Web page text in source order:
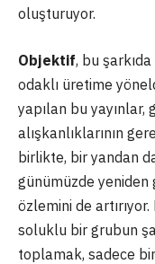
oluşturuyor.
Objektif, bu
odaklı üretime
yapılan bu
alışkanlıklarının
birlikte, bir yandan
günümüzde yeniden
özlemini de
soluklu bir grubun
toplamak, sadece